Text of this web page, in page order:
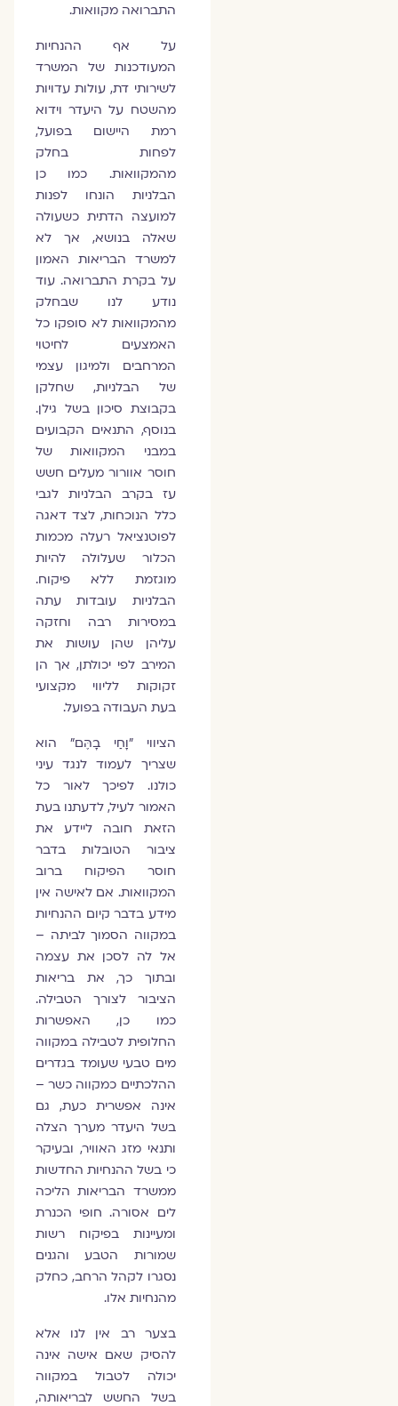
התברואה מקוואות.
על אף ההנחיות
המעודכנות של המשרד
לשירותי דת, עולות עדויות
מהשטח על היעדר וידוא
רמת היישום בפועל,
לפחות בחלק
מהמקוואות. כמו כן
הבלניות הונחו לפנות
למועצה הדתית כשעולה
שאלה בנושא, אך לא
למשרד הבריאות האמון
על בקרת התברואה. עוד
נודע לנו שבחלק
מהמקוואות לא סופקו כל
האמצעים לחיטוי
המרחבים ולמיגון עצמי
של הבלניות, שחלקן
בקבוצת סיכון בשל גילן.
בנוסף, התנאים הקבועים
במבני המקוואות של
חוסר אוורור מעלים חשש
עז בקרב הבלניות לגבי
כלל הנוכחות, לצד דאגה
לפוטנציאל רעלה מכמות
הכלור שעלולה להיות
מוגזמת ללא פיקוח.
הבלניות עובדות עתה
במסירות רבה וחזקה
עליהן שהן עושות את
המירב לפי יכולתן, אך הן
זקוקות לליווי מקצועי
בעת העבודה בפועל.
הציווי "וָחַי בָהֶּם" הוא
שצריך לעמוד לנגד עיני
כולנו. לפיכך לאור כל
האמור לעיל, לדעתנו בעת
הזאת חובה ליידע את
ציבור הטובלות בדבר
חוסר הפיקוח ברוב
המקוואות. אם לאישה אין
מידע בדבר קיום ההנחיות
במקווה הסמוך לביתה –
אל לה לסכן את עצמה
ובתוך כך, את בריאות
הציבור לצורך הטבילה.
כמו כן, האפשרות
החלופית לטבילה במקווה
מים טבעי שעומד בגדרים
ההלכתיים כמקווה כשר –
אינה אפשרית כעת, גם
בשל היעדר מערך הצלה
ותנאי מזג האוויר, ובעיקר
כי בשל ההנחיות החדשות
ממשרד הבריאות הליכה
לים אסורה. חופי הכנרת
ומעיינות בפיקוח רשות
שמורות הטבע והגנים
נסגרו לקהל הרחב, כחלק
מהנחיות אלו.
בצער רב אין לנו אלא
להסיק שאם אישה אינה
יכולה לטבול במקווה
בשל החשש לבריאותה,